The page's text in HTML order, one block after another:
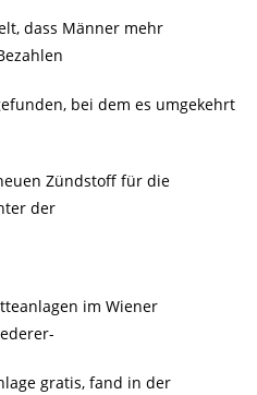
dass Männer mehr
bei dem es umgekehrt
Zündstoff für die
der
im Wiener
gratis, fand in der